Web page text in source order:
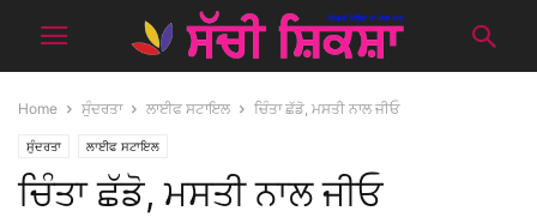
Home ਸੁੰਦਰਤਾ ਲਾਈਫ ਸਟਾਇਲ ਚਿੰਤਾ ਛੱਡੋ, ਮਸਤੀ ਨਾਲ ਜੀਓ
ਸੁੰਦਰਤਾ ਲਾਈਫ ਸਟਾਇਲ
ਚਿੰਤਾ ਛੱਡੋ, ਮਸਤੀ ਨਾਲ ਜੀਓ